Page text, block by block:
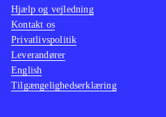
Hjælp og vejledning
Kontakt os
Privatlivspolitik
Leverandører
English
Tilgængelighedserklæring